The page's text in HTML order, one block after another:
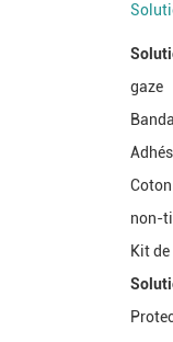
gaze
non-
Kit